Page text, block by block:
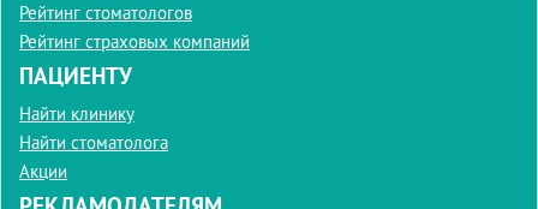
Рейтинг стоматологов
Рейтинг страховых компаний
ПАЦИЕНТУ
Найти клинику
Найти стоматолога
Акции